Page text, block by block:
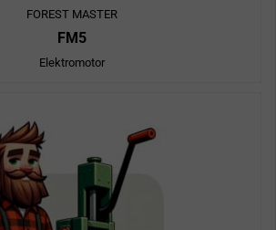
FOREST MASTER
FM5
Elektromotor